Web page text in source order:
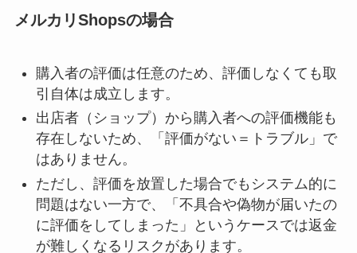
メルカリShopsの場合
購入者の評価は任意のため、評価しなくても取
引自体は成立します。
出店者（ショップ）から購入者への評価機能も
存在しないため、「評価がない＝トラブル」で
はありません。
ただし、評価を放置した場合でもシステム的に
問題はない一方で、「不具合や偽物が届いたの
に評価をしてしまった」というケースでは返金
が難しくなるリスクがあります。